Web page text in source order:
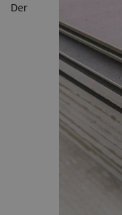
Der